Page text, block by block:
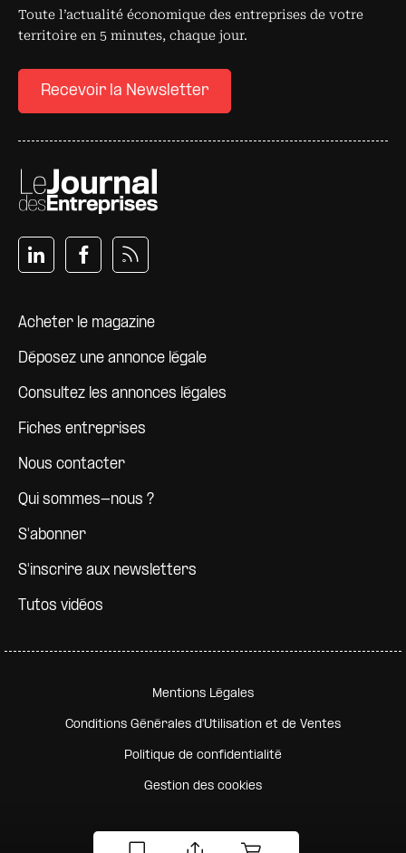
Toute l’actualité économique des entreprises de votre
territoire en 5 minutes, chaque jour.
Recevoir la Newsletter
Pied de page
Acheter le magazine
Déposez une annonce légale
Consultez les annonces légales
Fiches entreprises
Nous contacter
Qui sommes-nous ?
S'abonner
S'inscrire aux newsletters
Tutos vidéos
Pied de page secondaire
Mentions Légales
Conditions Générales d'Utilisation et de Ventes
Politique de confidentialité
Gestion des cookies